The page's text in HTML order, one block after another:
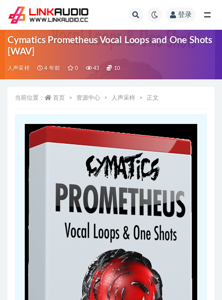
登录
Cymatics Prometheus Vocal Loops and One Shots
[WAV]
人声采样 4 年前 0 43 10
当前位置： 首页 资源中心 人声采样 正文